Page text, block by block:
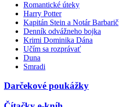
Romantické úteky
Harry Potter
Kapitán Stein a Notár Barbarič
Denník odvážneho bojka
Krimi Dominika Dána
Učím sa rozprávať
Duna
Smradi
Darčekové poukážky